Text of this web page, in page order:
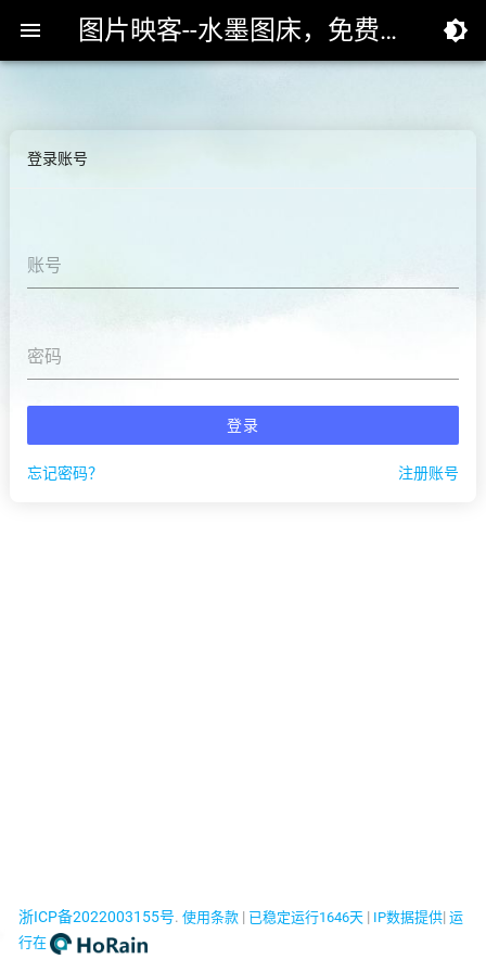
 图片映客--水墨图床，免费专业的高速外链图床 
登录账号
账号
密码
登录
忘记密码？ 注册账号
浙ICP备2022003155号. 使用条款| 已稳定运行1646天| IP数据提供| 运
行在